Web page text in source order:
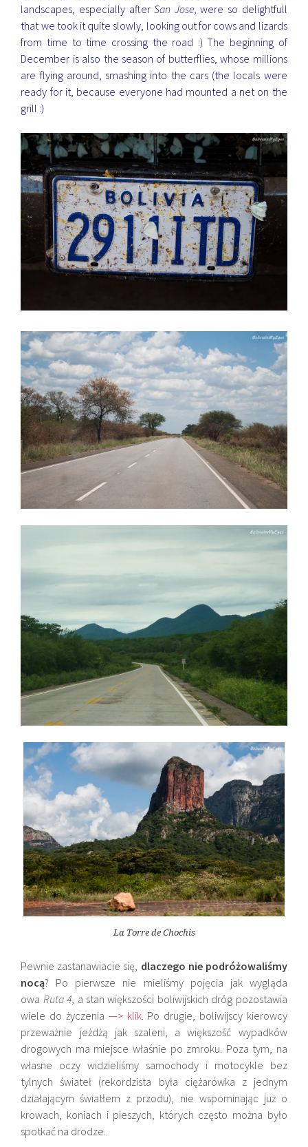
landscapes, especially afterSan Jose, were so delightfull
that we took it quite slowly, looking out for cows and lizards
from time to time crossing the road :) The beginning of
December is also the season of butterflies, whose millions
are flying around, smashing into the cars (the locals were
ready for it, because everyone had mounted a net on the
grill :)
La Torre de Chochis
Pewnie zastanawiacie się, dlaczego nie podróżowaliśmy
nocą? Po pierwsze nie mieliśmy pojęcia jak wygląda
owa Ruta 4 , a stan większości boliwijskich dróg pozostawia
wiele do życzenia —> klik. Po drugie, boliwijscy kierowcy
przeważnie jeżdżą jak szaleni, a większość wypadków
drogowych ma miejsce właśnie po zmroku. Poza tym, na
własne oczy widzieliśmy samochody i motocykle bez
tylnych świateł (rekordzista była ciężarówka z jednym
działającym światłem z przodu), nie wspominając już o
krowach, koniach i pieszych, których często można było
spotkać na drodze.